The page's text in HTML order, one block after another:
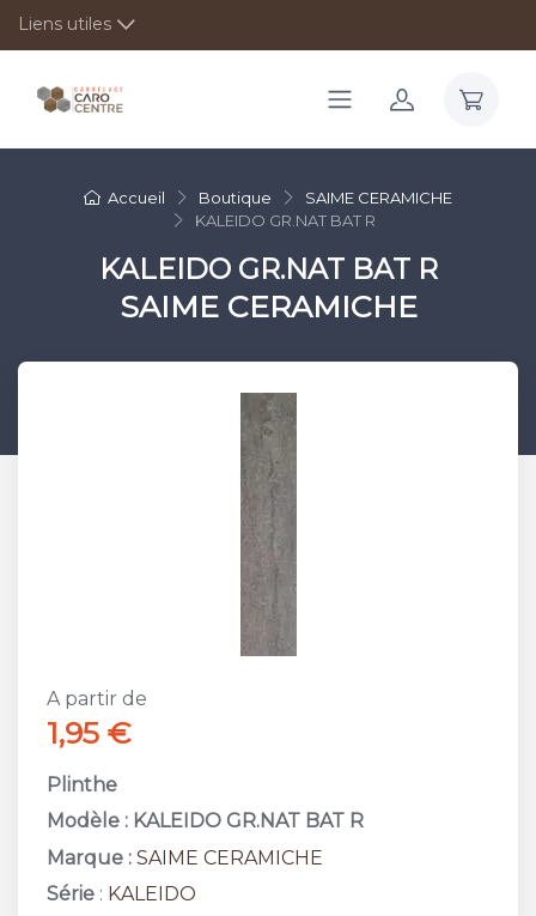
Liens utiles
Accueil Boutique
SAIME CERAMICHE
KALEIDO GR.NAT BAT R
KALEIDO GR.NAT BAT R
SAIME CERAMICHE
A partir de
1,95 €
Plinthe
Modèle : KALEIDO GR.NAT BAT R
Marque : SAIME CERAMICHE
Série : KALEIDO